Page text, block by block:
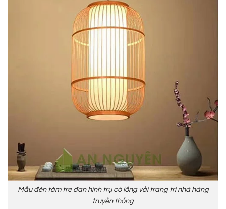
Mẫu đèn tăm tre đan hình trụ có lồng vải trang trí nhà hàng
truyền thống